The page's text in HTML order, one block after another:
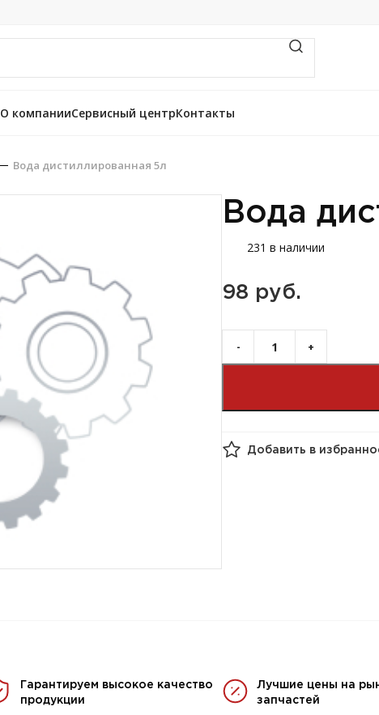
О компанииСервисный центрКонтакты
Вода дистиллированная 5л
Вода
231 в наличии
98 руб.
Добавить в
Гарантируем высокое качество
продукции
Лучшие цены на
запчастей